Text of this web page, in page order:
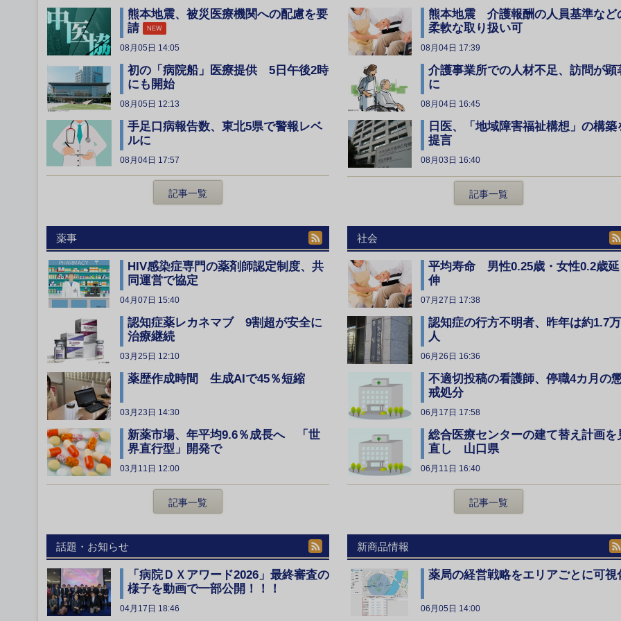
熊本地震、被災医療機関への配慮を要
請
NEW
08月05日 14:05
初の「病院船」医療提供 5日午後2時
にも開始
08月05日 12:13
手足口病報告数、東北5県で警報レベ
ルに
08月04日 17:57
記事一覧
熊本地震 介護報酬の人員基準など
柔軟な取り扱い可
08月04日 17:39
介護事業所での人材不足、訪問が顕
に
08月04日 16:45
日医、「地域障害福祉構想」の構築
提言
08月03日 16:40
記事一覧
薬事
HIV感染症専門の薬剤師認定制度、共
同運営で協定
04月07日 15:40
認知症薬レカネマブ 9割超が安全に
治療継続
03月25日 12:10
薬歴作成時間 生成AIで45％短縮
03月23日 14:30
新薬市場、年平均9.6％成長へ 「世
界直行型」開発で
03月11日 12:00
記事一覧
社会
平均寿命 男性0.25歳・女性0.2歳延
伸
07月27日 17:38
認知症の行方不明者、昨年は約1.7万
人
06月26日 16:36
不適切投稿の看護師、停職4カ月の
戒処分
06月17日 17:58
総合医療センターの建て替え計画を
直し 山口県
06月11日 16:40
記事一覧
話題・お知らせ
「病院ＤＸアワード2026」最終審査の
様子を動画で一部公開！！！
04月17日 18:46
新商品情報
薬局の経営戦略をエリアごとに可視
06月05日 14:00